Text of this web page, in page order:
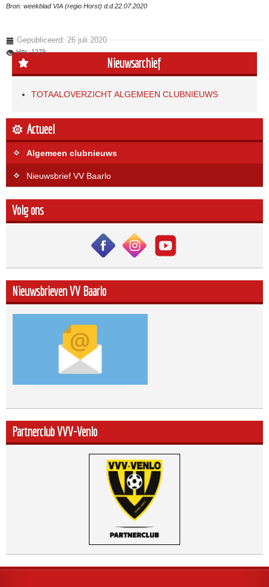
Bron: weekblad VIA (regio Horst) d.d.22.07.2020
Gepubliceerd: 26 juli 2020
Hits: 1279
Nieuwsarchief
TOTAALOVERZICHT ALGEMEEN CLUBNIEUWS
Actueel
Algemeen clubnieuws
Nieuwsbrief VV Baarlo
Volg ons
Nieuwsbrieven VV Baarlo
Partnerclub VVV-Venlo